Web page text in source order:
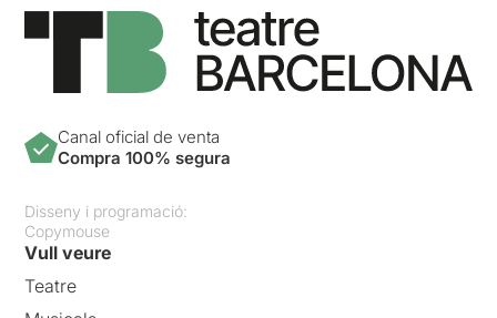
Canal oficial de venta
Compra 100% segura
Disseny i programació:
Copymouse
Vull veure
Teatre